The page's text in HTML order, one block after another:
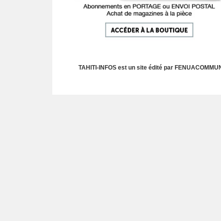
TAHITI-INFOS est un site édité par